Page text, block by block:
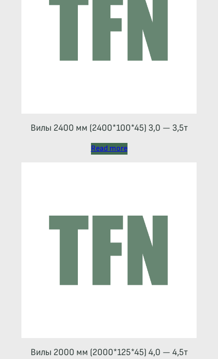
Вилы 2400 мм (2400*100*45) 3,0 — 3,5т
Read more
Вилы 2000 мм (2000*125*45) 4,0 — 4,5т